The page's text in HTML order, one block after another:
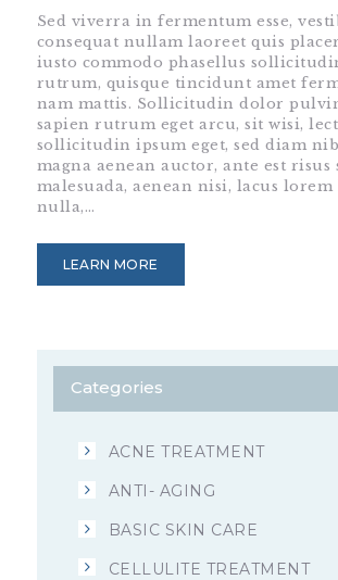
Sed viverra in fermentum esse,
consequat nullam laoreet quis
iusto commodo phasellus
rutrum, quisque tincidunt amet
nam mattis. Sollicitudin dolor
sapien rutrum eget arcu, sit wisi,
sollicitudin ipsum eget, sed diam
magna aenean auctor, ante est risus
malesuada, aenean nisi, lacus
nulla,…
LEARN MORE
Categories
ACNE TREATMENT
ANTI- AGING
BASIC SKIN CARE
CELLULITE TREATMENT